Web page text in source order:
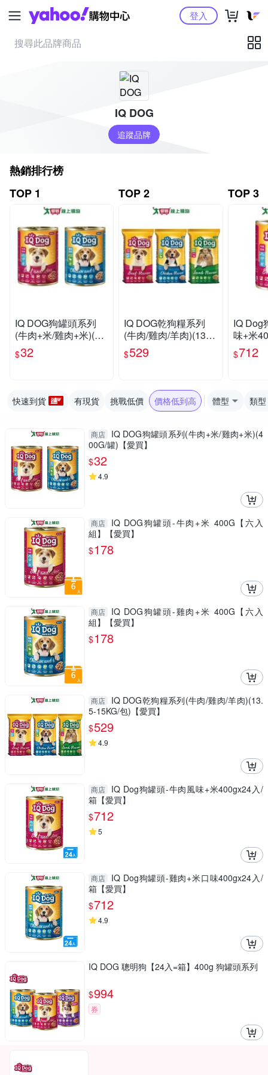
Yahoo購物中心登入
IQ DOG
追蹤品牌
熱銷排行榜
TOP 1
IQ DOG狗罐頭系列
(牛肉+米/雞肉+米)(40
0G/罐)【愛買】
$32
TOP 2
IQ DOG乾狗糧系列
(牛肉/雞肉/羊肉)(13.5-
15KG/包)【愛買】
$529
TOP 3
IQ Dog
味+米
【愛買
$712
快速到貨 有現貨 挑戰低價 價格低到高 體型 類型
商店
IQ DOG狗罐頭系列(牛肉+米/雞肉+米)(4
00G/罐)【愛買】
$32
4.9
商店
IQ DOG狗罐頭-牛肉+米 400G【六入
組】【愛買】
$178
商店
IQ DOG狗罐頭-雞肉+米 400G【六入
組】【愛買】
$178
商店
IQ DOG乾狗糧系列(牛肉/雞肉/羊肉)(13.
5-15KG/包)【愛買】
$529
4.9
商店
IQ Dog狗罐頭-牛肉風味+米400gx24入/
箱【愛買】
$712
5
商店
IQ Dog狗罐頭-雞肉+米口味400gx24入/
箱【愛買】
$712
4.9
IQ DOG 聰明狗【24入=箱】400g 狗罐頭系列
$994
券